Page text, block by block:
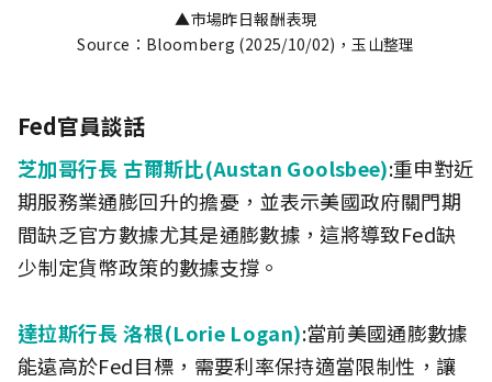
▲市場昨日報酬表現
Source：Bloomberg (2025/10/02)，玉山整理
Fed官員談話
芝加哥行長 古爾斯比(Austan Goolsbee):重申對近
期服務業通膨回升的擔憂，並表示美國政府關門期
間缺乏官方數據尤其是通膨數據，這將導致Fed缺
少制定貨幣政策的數據支撐。
達拉斯行長 洛根(Lorie Logan):當前美國通膨數據
能遠高於Fed目標，需要利率保持適當限制性，讓